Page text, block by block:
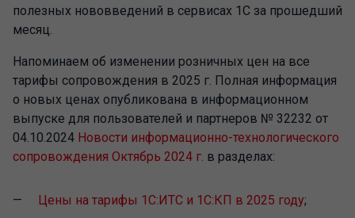
полезных нововведений в сервисах 1С за прошедший
месяц.
Напоминаем об изменении розничных цен на все
тарифы сопровождения в 2025 г. Полная информация
о новых ценах опубликована в информационном
выпуске для пользователей и партнеров № 32232 от
04.10.2024 Новости информационно-технологического
сопровождения Октябрь 2024 г. в разделах:
Цены на тарифы 1С:ИТС и 1С:КП в 2025 году;